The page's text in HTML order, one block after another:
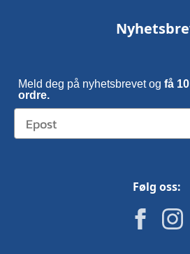
Meld deg på nyhetsbrevet og få
ordre.
Følg oss: